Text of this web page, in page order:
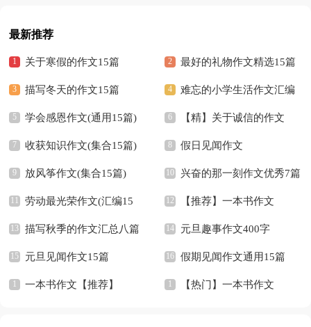
最新推荐
关于寒假的作文15篇 最好的礼物作文精选15篇
描写冬天的作文15篇 难忘的小学生活作文汇编
15篇
学会感恩作文(通用15篇) 【精】关于诚信的作文
收获知识作文(集合15篇) 假日见闻作文
放风筝作文(集合15篇) 兴奋的那一刻作文优秀7篇
劳动最光荣作文(汇编15
篇)
【推荐】一本书作文
描写秋季的作文汇总八篇 元旦趣事作文400字
元旦见闻作文15篇 假期见闻作文通用15篇
一本书作文【推荐】 【热门】一本书作文